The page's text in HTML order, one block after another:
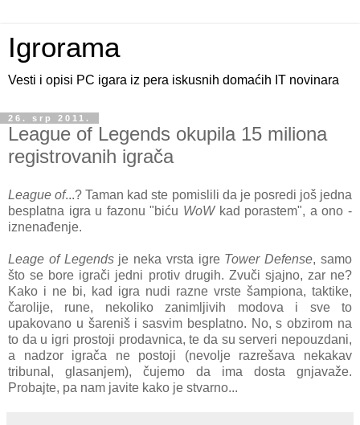
Igrorama
Vesti i opisi PC igara iz pera iskusnih domaćih IT novinara
26. srp 2011.
League of Legends okupila 15 miliona
registrovanih igrača
League of...? Taman kad ste pomislili da je posredi još jedna
besplatna igra u fazonu "biću WoWkad porastem", a ono -
iznenađenje.
Leage of Legendsje neka vrsta igre Tower Defense, samo
što se bore igrači jedni protiv drugih. Zvuči sjajno, zar ne?
Kako i ne bi, kad igra nudi razne vrste šampiona, taktike,
čarolije, rune, nekoliko zanimljivih modova i sve to
upakovano u šareniš i sasvim besplatno. No, s obzirom na
to da u igri prostoji prodavnica, te da su serveri nepouzdani,
a nadzor igrača ne postoji (nevolje razrešava nekakav
tribunal, glasanjem), čujemo da ima dosta gnjavaže.
Probajte, pa nam javite kako je stvarno...